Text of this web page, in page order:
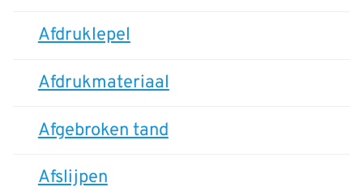
Afdruklepel
Afdrukmateriaal
Afgebroken tand
Afslijpen